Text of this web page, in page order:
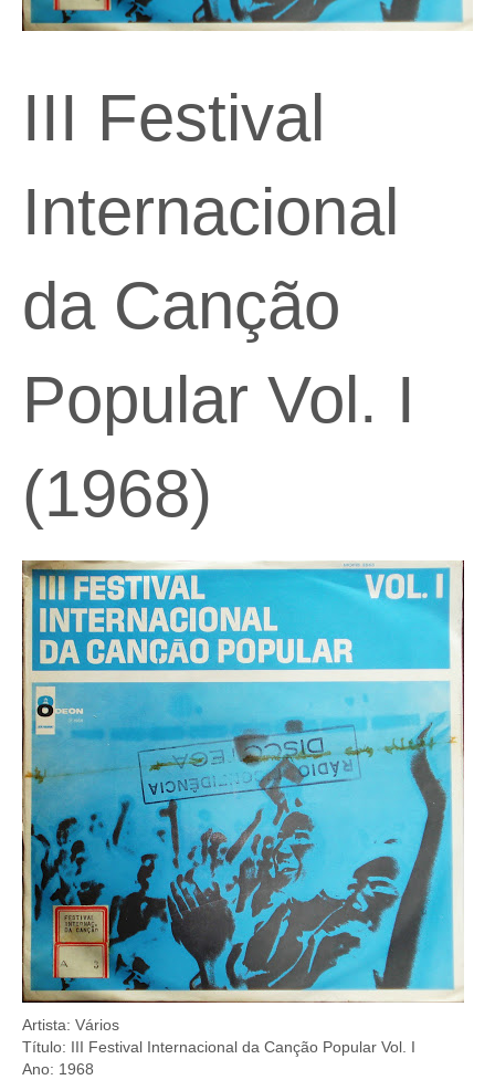
III Festival
Internacional
da Canção
Popular Vol. I
(1968)
Artista: Vários
Título: III Festival Internacional da Canção Popular Vol. I
Ano: 1968